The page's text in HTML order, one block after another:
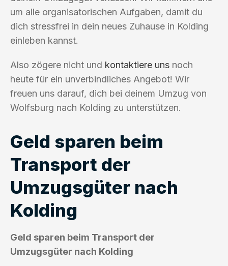
um alle organisatorischen Aufgaben, damit du
dich stressfrei in dein neues Zuhause in Kolding
einleben kannst.
Also zögere nicht und kontaktiere uns noch
heute für ein unverbindliches Angebot! Wir
freuen uns darauf, dich bei deinem Umzug von
Wolfsburg nach Kolding zu unterstützen.
Geld sparen beim
Transport der
Umzugsgüter nach
Kolding
Geld sparen beim Transport der
Umzugsgüter nach Kolding